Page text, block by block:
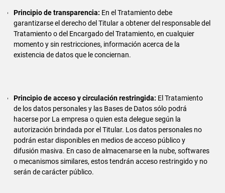
Principio de transparencia: En el Tratamiento debe
garantizarse el derecho del Titular a obtener del responsable del
Tratamiento o del Encargado del Tratamiento, en cualquier
momento y sin restricciones, información acerca de la
existencia de datos que le conciernan.
Principio de acceso y circulación restringida: El Tratamiento
de los datos personales y las Bases de Datos sólo podrá
hacerse por La empresa o quien esta delegue según la
autorización brindada por el Titular. Los datos personales no
podrán estar disponibles en medios de acceso público y
difusión masiva. En caso de almacenarse en la nube, softwares
o mecanismos similares, estos tendrán acceso restringido y no
serán de carácter público.